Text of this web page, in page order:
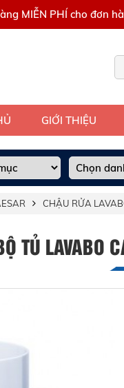
MIỄN PHÍ cho đơn
GIỚI THIỆU
CHẬU RỬA
TỦ LAVABO